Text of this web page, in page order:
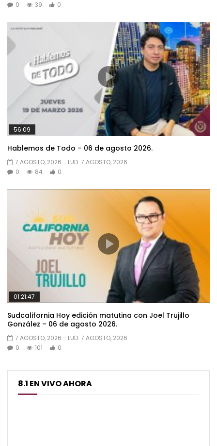
0
39 0
56:09
Hablemos de Todo – 06 de agosto 2026.
7 AGOSTO, 2026 - LUD: 7 AGOSTO, 2026
0
84 0
01:21:47
Sudcalifornia Hoy edición matutina con Joel Trujillo
González – 06 de agosto 2026.
7 AGOSTO, 2026 - LUD: 7 AGOSTO, 2026
0
101 0
8.1 EN VIVO AHORA